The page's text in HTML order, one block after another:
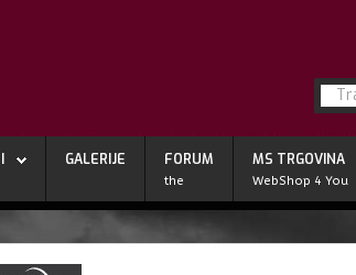
GALERIJE FORUM
the
MS TRGOVINA
WebShop 4 You